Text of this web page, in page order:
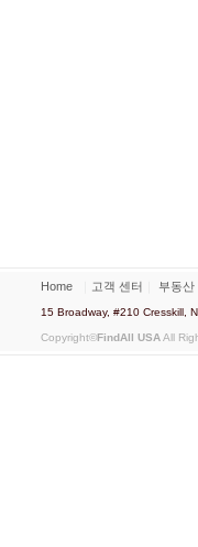
Home 고객 센터 부동산
15 Broadway, #210 Cresskill,
Copyright©FindAll USAAll